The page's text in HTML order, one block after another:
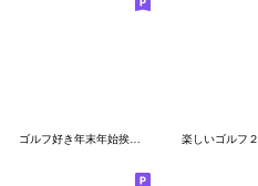
楽しいゴルフ２